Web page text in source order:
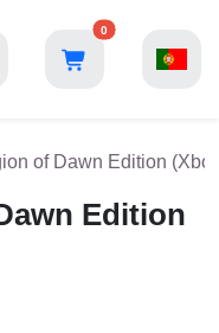
0
of Dawn Edition
Edition